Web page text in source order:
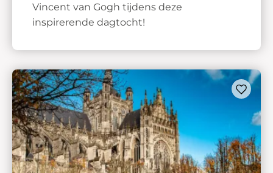
Vincent van Gogh tijdens deze
inspirerende dagtocht!